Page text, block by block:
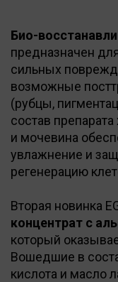
Био-
предназначен
сильных
возможные
(рубцы,
состав препарата
и мочевина
увлажнение и
регенерацию
Вторая новинка
концентрат с
который
Вошедшие в
кислота и масло